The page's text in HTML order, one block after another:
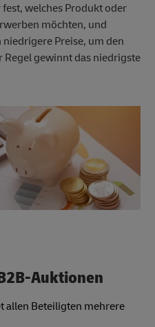
welches Produkt oder
möchten, und
Preise, um den
gewinnt das niedrigste
Auktionen
allen Beteiligten mehrere